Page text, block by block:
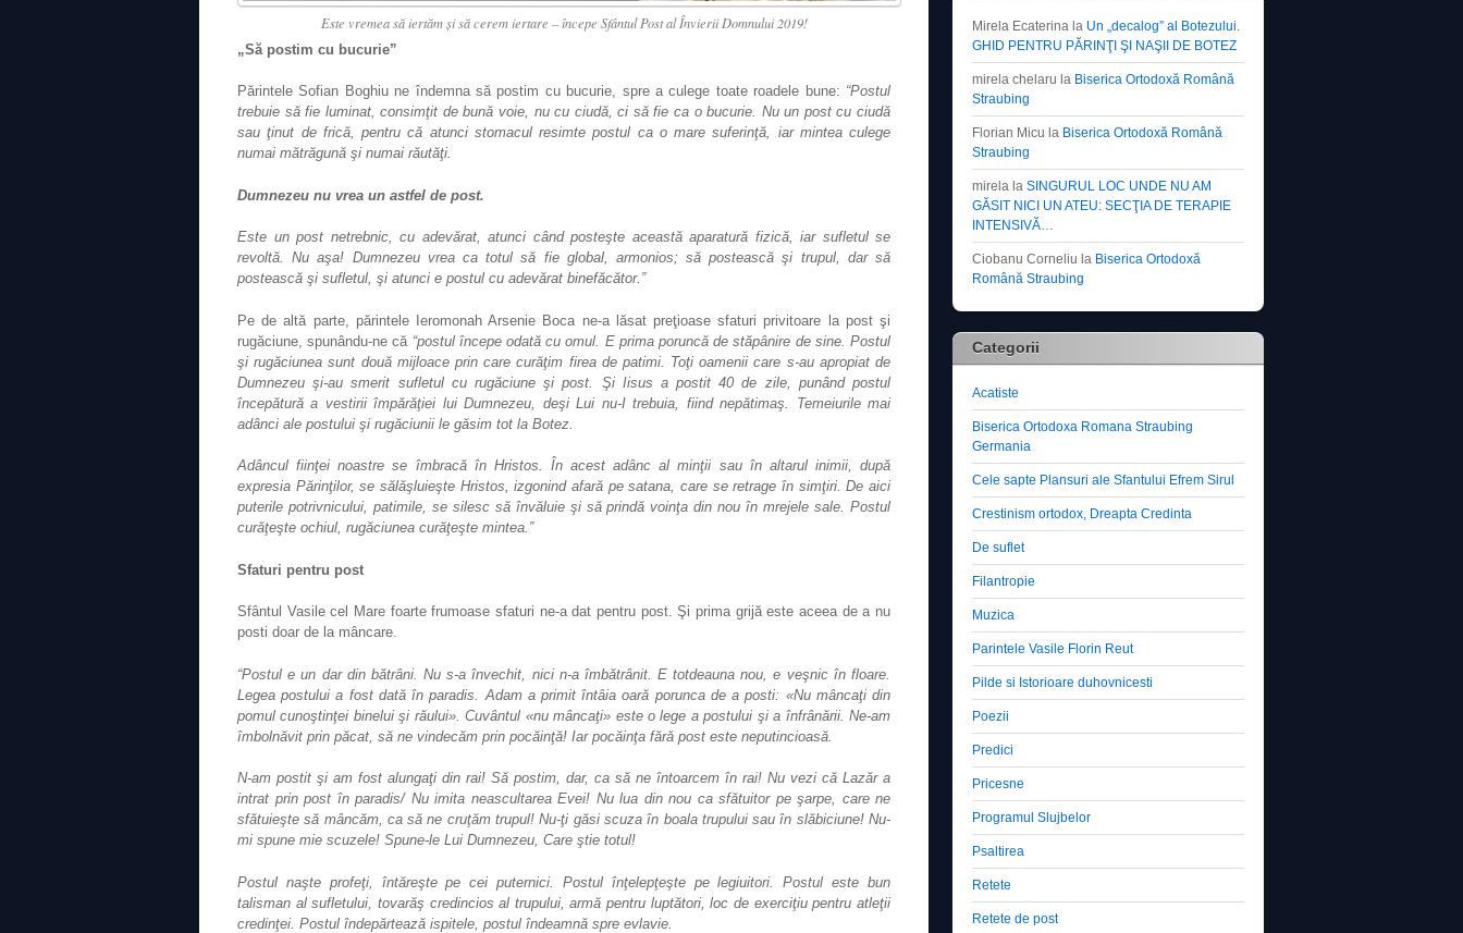
Este vremea să iertăm şi să cerem iertare – începe Sfântul Post al Învierii Domnului 2019!
„Să postim cu bucurie”
Părintele Sofian Boghiu ne îndemna să postim cu bucurie, spre a culege toate roadele bune: “Postul
trebuie să fie luminat, consimţit de bună voie, nu cu ciudă, ci să fie ca o bucurie. Nu un post cu ciudă
sau ţinut de frică, pentru că atunci stomacul resimte postul ca o mare suferinţă, iar mintea culege
numai mătrăgună şi numai răutăţi.
Dumnezeu nu vrea un astfel de post.
Este un post netrebnic, cu adevărat, atunci când posteşte această aparatură fizică, iar sufletul se
revoltă. Nu aşa! Dumnezeu vrea ca totul să fie global, armonios; să postească şi trupul, dar să
postească şi sufletul, şi atunci e postul cu adevărat binefăcător.”
Pe de altă parte, părintele Ieromonah Arsenie Boca ne‐a lăsat preţioase sfaturi privitoare la post şi
rugăciune, spunându‐ne că “postul începe odată cu omul. E prima poruncă de stăpânire de sine. Postul
şi rugăciunea sunt două mijloace prin care curăţim firea de patimi. Toţi oamenii care s‐au apropiat de
Dumnezeu şi‐au smerit sufletul cu rugăciune şi post. Şi Iisus a postit 40 de zile, punând postul
începătură a vestirii împărăţiei lui Dumnezeu, deşi Lui nu‐I trebuia, fiind nepătimaş. Temeiurile mai
adânci ale postului şi rugăciunii le găsim tot la Botez.
Adâncul fiinţei noastre se îmbracă în Hristos. În acest adânc al minţii sau în altarul inimii, după
expresia Părinţilor, se sălăşluieşte Hristos, izgonind afară pe satana, care se retrage în simţiri. De aici
puterile potrivnicului, patimile, se silesc să învăluie şi să prindă voinţa din nou în mrejele sale. Postul
curăţeşte ochiul, rugăciunea curăţeşte mintea.”
Sfaturi pentru post
Sfântul Vasile cel Mare foarte frumoase sfaturi ne‐a dat pentru post. Şi prima grijă este aceea de a nu
posti doar de la mâncare.
“Postul e un dar din bătrâni. Nu s‐a învechit, nici n‐a îmbătrânit. E totdeauna nou, e veşnic în floare.
Legea postului a fost dată în paradis. Adam a primit întâia oară porunca de a posti: «Nu mâncaţi din
pomul cunoştinţei binelui şi răului». Cuvântul «nu mâncaţi» este o lege a postului şi a înfrânării. Ne‐am
îmbolnăvit prin păcat, să ne vindecăm prin pocăinţă! Iar pocăinţa fără post este neputincioasă.
N‐am postit şi am fost alungaţi din rai! Să postim, dar, ca să ne întoarcem în rai! Nu vezi că Lazăr a
intrat prin post în paradis/ Nu imita neascultarea Evei! Nu lua din nou ca sfătuitor pe şarpe, care ne
sfătuieşte să mâncăm, ca să ne cruţăm trupul! Nu‐ţi găsi scuza în boala trupului sau în slăbiciune! Nu‐
mi spune mie scuzele! Spune‐le Lui Dumnezeu, Care ştie totul!
Postul naşte profeţi, întăreşte pe cei puternici. Postul înţelepţeşte pe legiuitori. Postul este bun
talisman al sufletului, tovarăş credincios al trupului, armă pentru luptători, loc de exerciţiu pentru atleţii
credinţei. Postul îndepărtează ispitele, postul îndeamnă spre evlavie.
Mirela Ecaterina la Un „decalog” al Botezului.
GHID PENTRU PĂRINŢI ŞI NAŞII DE BOTEZ
mirela chelaru la Biserica Ortodoxă Română
Straubing
Florian Micu la Biserica Ortodoxă Română
Straubing
mirela la SINGURUL LOC UNDE NU AM
GĂSIT NICI UN ATEU: SECŢIA DE TERAPIE
INTENSIVĂ…
Ciobanu Corneliu la Biserica Ortodoxă
Română Straubing
Categorii
Acatiste
Biserica Ortodoxa Romana Straubing
Germania
Cele sapte Plansuri ale Sfantului Efrem Sirul
Crestinism ortodox, Dreapta Credinta
De suflet
Filantropie
Muzica
Parintele Vasile Florin Reut
Pilde si Istorioare duhovnicesti
Poezii
Predici
Pricesne
Programul Slujbelor
Psaltirea
Retete
Retete de post